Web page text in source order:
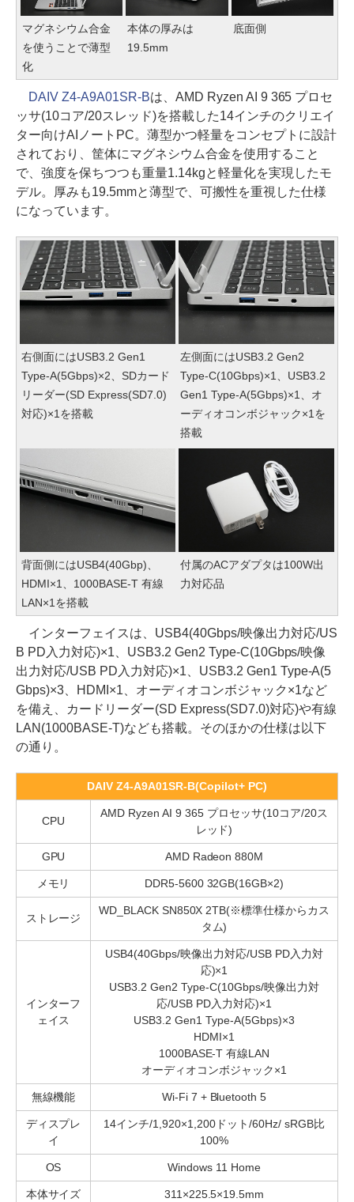
マグネシウム合金
を使うことで薄型
化
本体の厚みは
19.5mm
底面側
DAIV Z4-A9A01SR-Bは、AMD Ryzen AI 9 365 プロセ
ッサ(10コア/20スレッド)を搭載した14インチのクリエイ
ター向けAIノートPC。薄型かつ軽量をコンセプトに設計
されており、筐体にマグネシウム合金を使用すること
で、強度を保ちつつも重量1.14kgと軽量化を実現したモ
デル。厚みも19.5mmと薄型で、可搬性を重視した仕様
になっています。
右側面にはUSB3.2 Gen1
Type-A(5Gbps)×2、SDカード
リーダー(SD Express(SD7.0)
対応)×1を搭載
左側面にはUSB3.2 Gen2
Type-C(10Gbps)×1、USB3.2
Gen1 Type-A(5Gbps)×1、オ
ーディオコンボジャック×1を
搭載
背面側にはUSB4(40Gbp)、
HDMI×1、1000BASE-T 有線
LAN×1を搭載
付属のACアダプタは100W出
力対応品
インターフェイスは、USB4(40Gbps/映像出力対応/US
B PD入力対応)×1、USB3.2 Gen2 Type-C(10Gbps/映像
出力対応/USB PD入力対応)×1、USB3.2 Gen1 Type-A(5
Gbps)×3、HDMI×1、オーディオコンボジャック×1など
を備え、カードリーダー(SD Express(SD7.0)対応)や有線
LAN(1000BASE-T)なども搭載。そのほかの仕様は以下
の通り。
DAIV Z4-A9A01SR-B(Copilot+ PC)
CPU
AMD Ryzen AI 9 365 プロセッサ(10コア/20ス
レッド)
GPU AMD Radeon 880M
メモリ DDR5-5600 32GB(16GB×2)
ストレージ
WD_BLACK SN850X 2TB(※標準仕様からカス
タム)
インターフ
ェイス
USB4(40Gbps/映像出力対応/USB PD入力対
応)×1
USB3.2 Gen2 Type-C(10Gbps/映像出力対
応/USB PD入力対応)×1
USB3.2 Gen1 Type-A(5Gbps)×3
HDMI×1
1000BASE-T 有線LAN
オーディオコンボジャック×1
無線機能 Wi-Fi 7 + Bluetooth 5
ディスプレ
イ
14インチ/1,920×1,200ドット/60Hz/ sRGB比
100%
OS Windows 11 Home
本体サイズ 311×225.5×19.5mm